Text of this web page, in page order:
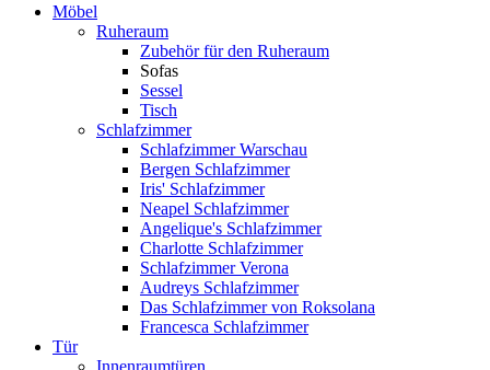
Möbel
Ruheraum
Zubehör für den Ruheraum
Sofas
Sessel
Tisch
Schlafzimmer
Schlafzimmer Warschau
Bergen Schlafzimmer
Iris' Schlafzimmer
Neapel Schlafzimmer
Angelique's Schlafzimmer
Charlotte Schlafzimmer
Schlafzimmer Verona
Audreys Schlafzimmer
Das Schlafzimmer von Roksolana
Francesca Schlafzimmer
Tür
Innenraumtüren